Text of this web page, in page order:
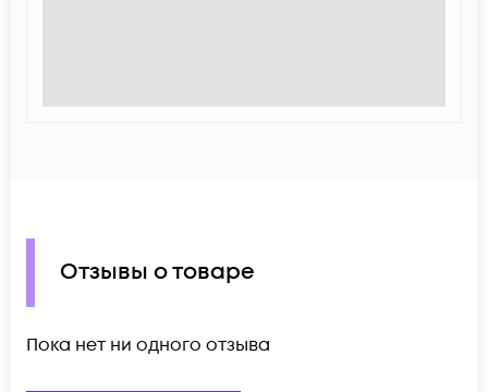
Отзывы о товаре
Пока нет ни одного отзыва